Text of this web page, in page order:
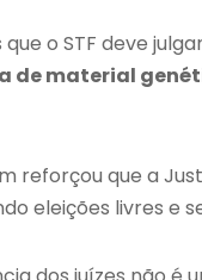
o STF deve
de material
reforçou que a
eleições livres e